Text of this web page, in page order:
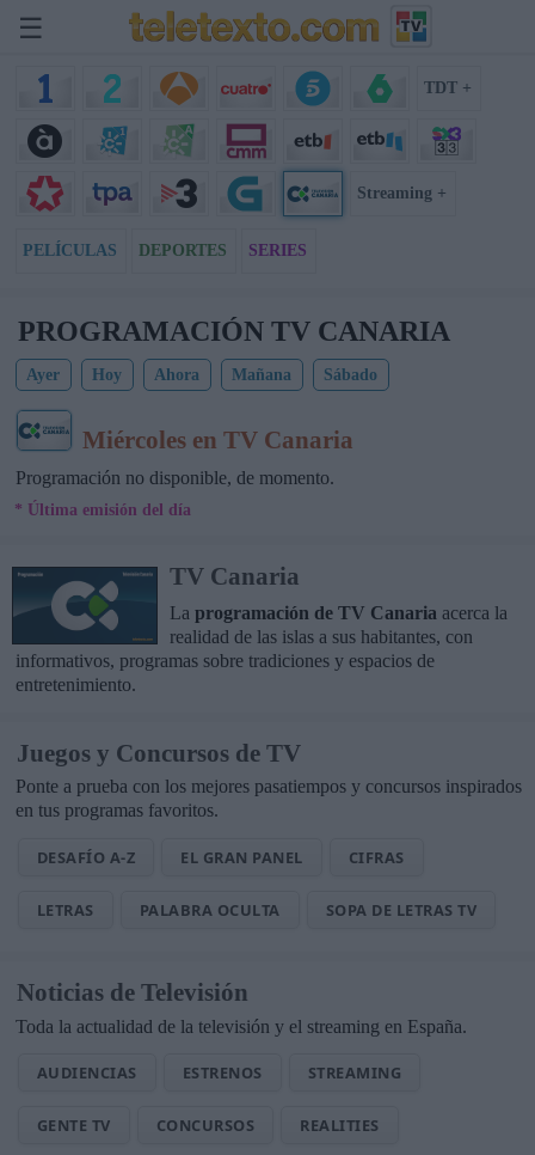
☰
TDT +
Streaming +
PELÍCULAS DEPORTES SERIES
PROGRAMACIÓN TV CANARIA
Ayer Hoy Ahora Mañana Sábado
Miércoles en TV Canaria
Programación no disponible, de momento.
* Última emisión del día
TV Canaria
La programación de TV Canaria acerca la
realidad de las islas a sus habitantes, con
informativos, programas sobre tradiciones y espacios de
entretenimiento.
Juegos y Concursos de TV
Ponte a prueba con los mejores pasatiempos y concursos inspirados
en tus programas favoritos.
DESAFÍO A-Z EL GRAN PANEL CIFRAS
LETRAS PALABRA OCULTA SOPA DE LETRAS TV
Noticias de Televisión
Toda la actualidad de la televisión y el streaming en España.
AUDIENCIAS ESTRENOS STREAMING
GENTE TV CONCURSOS REALITIES